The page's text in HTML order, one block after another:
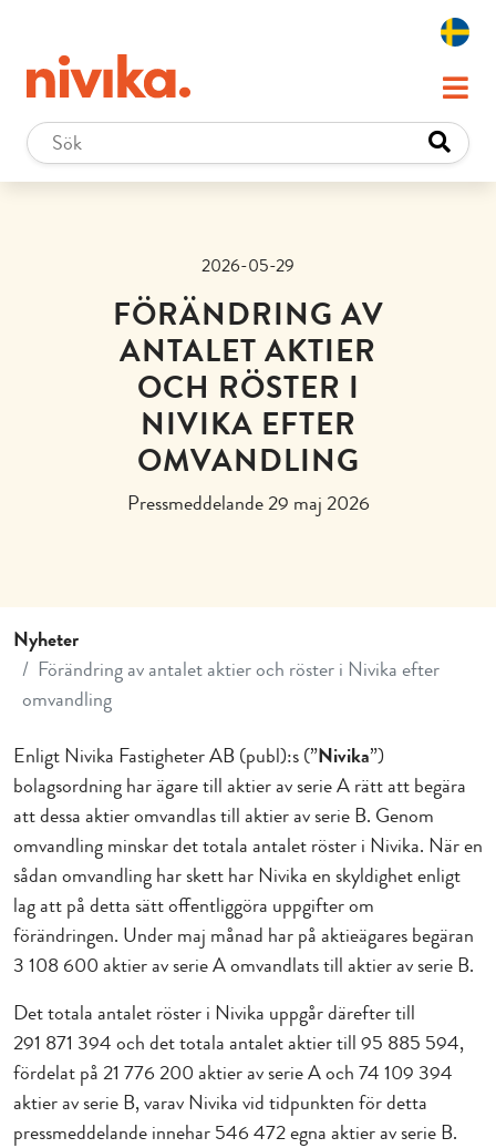
2026-05-29
FÖRÄNDRING AV
ANTALET AKTIER
OCH RÖSTER I
NIVIKA EFTER
OMVANDLING
Pressmeddelande 29 maj 2026
Nyheter
Förändring av antalet aktier och röster i Nivika efter
omvandling
Enligt Nivika Fastigheter AB (publ):s (”Nivika”)
bolagsordning har ägare till aktier av serie A rätt att begära
att dessa aktier omvandlas till aktier av serie B. Genom
omvandling minskar det totala antalet röster i Nivika. När en
sådan omvandling har skett har Nivika en skyldighet enligt
lag att på detta sätt offentliggöra uppgifter om
förändringen. Under maj månad har på aktieägares begäran
3108600 aktier av serie A omvandlats till aktier av serie B.
Det totala antalet röster i Nivika uppgår därefter till
291 871 394 och det totala antalet aktier till 95 885 594,
fördelat på 21 776 200 aktier av serie A och 74109 394
aktier av serie B, varav Nivika vid tidpunkten för detta
pressmeddelande innehar 546 472 egna aktier av serie B.